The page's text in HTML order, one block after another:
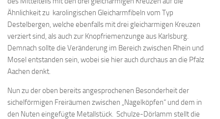
Ähnlichkeit zu karolingischen Gleicharmfibeln vom Typ
Destelbergen, welche ebenfalls mit drei gleicharmigen Kreuzen
verziert sind, als auch zur Knopfriemenzunge aus Karlsburg.
Demnach sollte die Veränderung im Bereich zwischen Rhein und
Mosel entstanden sein, wobei sie hier auch durchaus an die Pfalz
Aachen denkt.
Nun zu der oben bereits angesprochenen Besonderheit der
sichelförmigen Freiräumen zwischen „Nagelköpfen“ und dem in
den Nuten eingefügte Metallstück. Schulze-Dörlamm stellt die